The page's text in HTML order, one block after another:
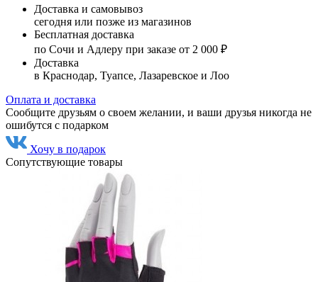
Доставка и самовывоз
сегодня или позже из магазинов
Бесплатная доставка
по Сочи и Адлеру при заказе от 2 000 ₽
Доставка
в Краснодар, Туапсе, Лазаревское и Лоо
Оплата и доставка
Сообщите друзьям о своем желании, и ваши друзья никогда не
ошибутся с подарком
Хочу в подарок
Сопутствующие товары